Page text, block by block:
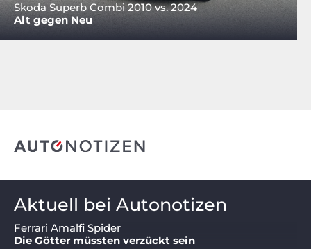
Skoda Superb Combi 2010 vs. 2024
Alt gegen Neu
Aktuell bei Autonotizen
Ferrari Amalfi Spider
Die Götter müssten verzückt sein